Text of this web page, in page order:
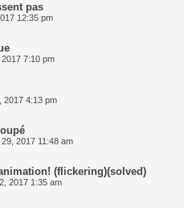
pas
12:35 pm
7:10 pm
2017 4:13 pm
2017 11:48 am
(flickering)(solved)
2017 1:35 am